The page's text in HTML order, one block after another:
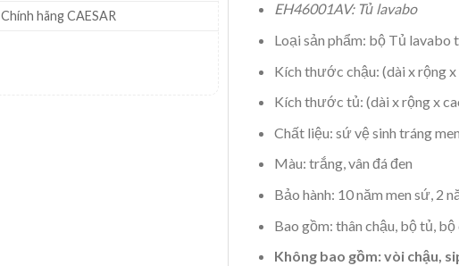
Chính hãng CAESAR
EH46001AV: Tủ lavabo
Loại sản phẩm: bộ Tủ
Kích thước chậu: (dài x rộng
Kích thước tủ: (dài x rộng x
Chất liệu: sứ vệ sinh tráng
Màu: trắng, vân đá đen
Bảo hành: 10 năm men sứ, 2
Bao gồm: thân chậu, bộ tủ, bộ
Không bao gồm: vòi chậu,